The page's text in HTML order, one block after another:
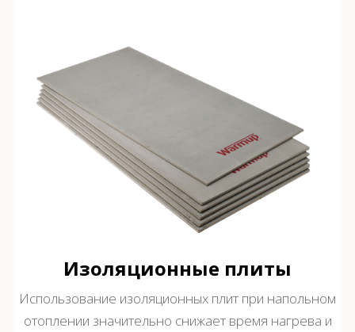
Изоляционные плиты
Использование изоляционных плит при напольном
отоплении значительно снижает время нагрева и